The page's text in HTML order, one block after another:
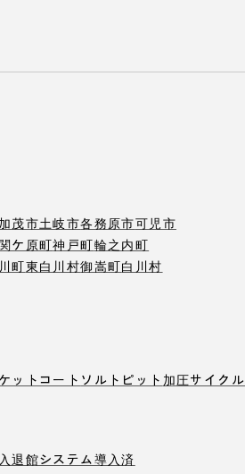
茂市土岐市各務原市可児市
ケ原町神戸町輪之内町
町東白川村御嵩町白川村
ットコート ソルトピット 加圧サイクル
入退館システム導入済